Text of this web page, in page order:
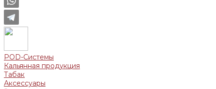
POD-Системы
Кальянная продукция
Табак
Аксессуары